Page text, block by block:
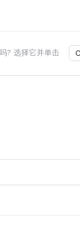
? 选择它并单击